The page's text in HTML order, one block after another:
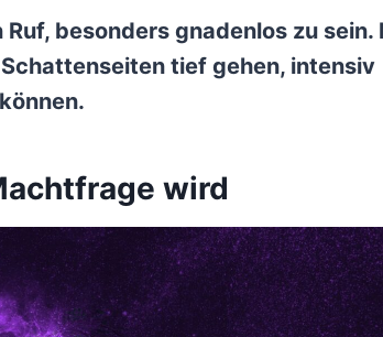
besonders gnadenlos zu sein.
tief gehen, intensiv
wird